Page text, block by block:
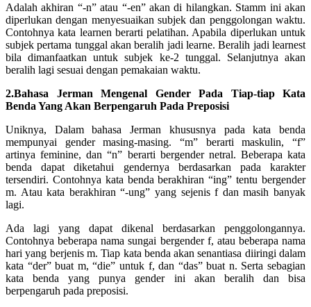
Adalah akhiran “-n” atau “-en” akan di hilangkan. Stamm ini akan
diperlukan dengan menyesuaikan subjek dan penggolongan waktu.
Contohnya kata learnen berarti pelatihan. Apabila diperlukan untuk
subjek pertama tunggal akan beralih jadi learne. Beralih jadi learnest
bila dimanfaatkan untuk subjek ke-2 tunggal. Selanjutnya akan
beralih lagi sesuai dengan pemakaian waktu.
2.Bahasa Jerman Mengenal Gender Pada Tiap-tiap Kata
Benda Yang Akan Berpengaruh Pada Preposisi
Uniknya, Dalam bahasa Jerman khususnya pada kata benda
mempunyai gender masing-masing. “m” berarti maskulin, “f”
artinya feminine, dan “n” berarti bergender netral. Beberapa kata
benda dapat diketahui gendernya berdasarkan pada karakter
tersendiri. Contohnya kata benda berakhiran “ing” tentu bergender
m. Atau kata berakhiran “-ung” yang sejenis f dan masih banyak
lagi.
Ada lagi yang dapat dikenal berdasarkan penggolongannya.
Contohnya beberapa nama sungai bergender f, atau beberapa nama
hari yang berjenis m. Tiap kata benda akan senantiasa diiringi dalam
kata “der” buat m, “die” untuk f, dan “das” buat n. Serta sebagian
kata benda yang punya gender ini akan beralih dan bisa
berpengaruh pada preposisi.